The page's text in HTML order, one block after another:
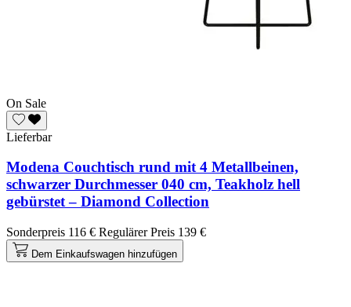
On Sale
Lieferbar
Modena Couchtisch rund mit 4 Metallbeinen,
schwarzer Durchmesser 040 cm, Teakholz hell
gebürstet – Diamond Collection
Sonderpreis 116 € Regulärer Preis 139 €
Dem Einkaufswagen hinzufügen